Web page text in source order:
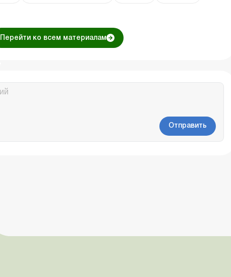
Перейти ко всем материалам
Отправить